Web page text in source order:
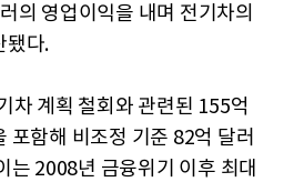
의 영업이익을 내며 전기차의
됐다.
차 계획 철회와 관련된 155억
포함해 비조정 기준 82억 달러
는 2008년 금융위기 이후 최대